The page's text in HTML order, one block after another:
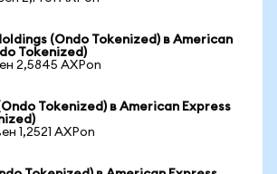
(Ondo Tokenized) в American
Tokenized)
2,5845 AXPon
Tokenized) в American Express
1,2521 AXPon